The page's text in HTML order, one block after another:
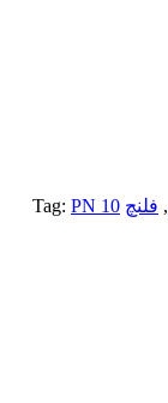
, فلنچ Tag: PN 10